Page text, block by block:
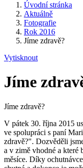
Úvodní stránka
Aktuálně
Fotografie
Rok 2016
Jíme zdravě?
Vytisknout
Jíme
Jíme zdravě?
V pátek 30. října 2015
ve spolupráci s paní
zdravě?". Dozvěděli
a v zimě vhodné a které
měsíce. Díky